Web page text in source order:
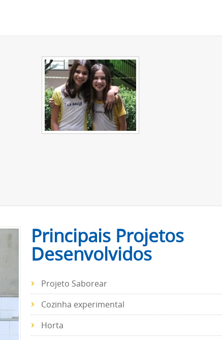
Principais Projetos
Desenvolvidos
Projeto Saborear
Cozinha experimental
Horta